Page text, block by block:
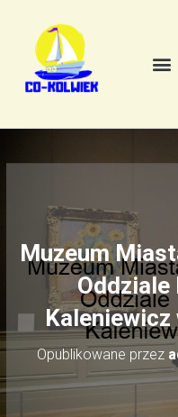
Muzeum
Oddziale
Kaleniewicz
Opublikowane przez